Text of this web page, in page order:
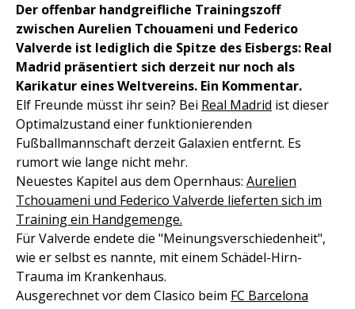
Der offenbar handgreifliche Trainingszoff
zwischen Aurelien Tchouameni und Federico
Valverde ist lediglich die Spitze des Eisbergs: Real
Madrid präsentiert sich derzeit nur noch als
Karikatur eines Weltvereins. Ein Kommentar.
Elf Freunde müsst ihr sein? Bei Real Madrid ist dieser
Optimalzustand einer funktionierenden
Fußballmannschaft derzeit Galaxien entfernt. Es
rumort wie lange nicht mehr.
Neuestes Kapitel aus dem Opernhaus: Aurelien
Tchouameni und Federico Valverde lieferten sich im
Training ein Handgemenge.
Für Valverde endete die "Meinungsverschiedenheit",
wie er selbst es nannte, mit einem Schädel-Hirn-
Trauma im Krankenhaus.
Ausgerechnet vor dem Clasico beim FC Barcelona